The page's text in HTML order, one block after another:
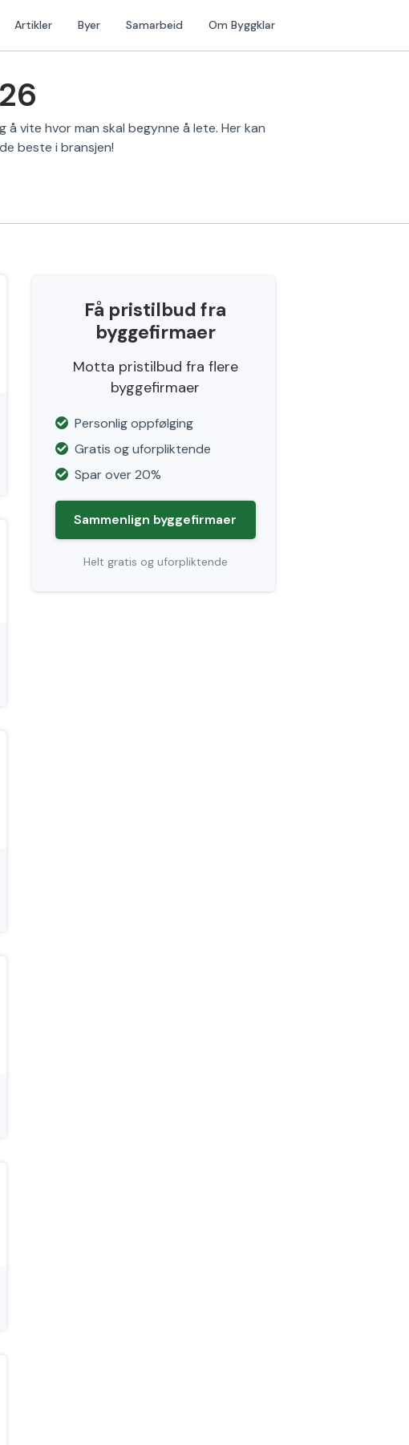
Artikler Byer Samarbeid Om Byggklar
vite hvor man skal begynne å lete. Her kan
beste i bransjen!
Få pristilbud fra
byggefirmaer
Motta pristilbud fra flere
byggefirmaer
Personlig oppfølging
Gratis og uforpliktende
Spar over 20%
Sammenlign byggefirmaer
Helt gratis og uforpliktende